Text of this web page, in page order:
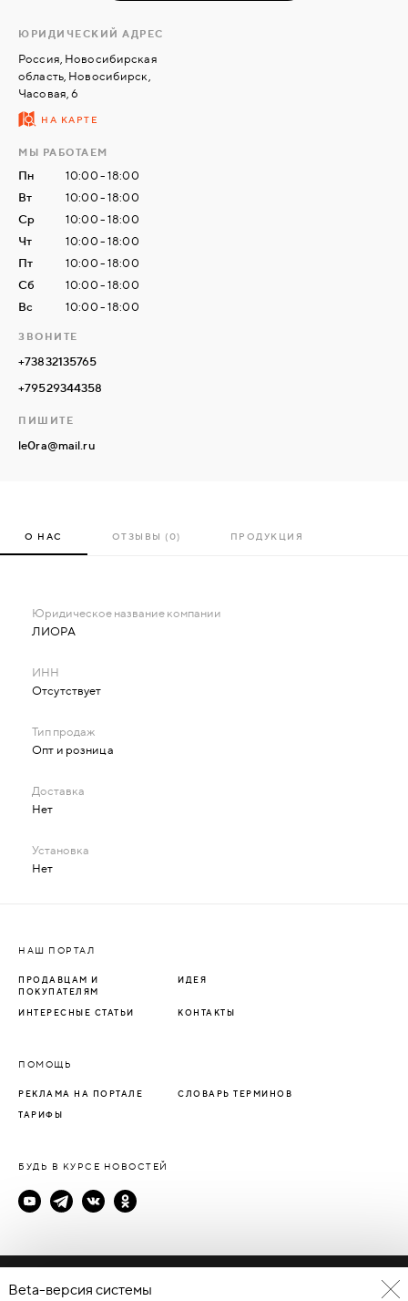
СТАТЬИ
СВЯЗАТЬСЯ
НАМИ
ВОЙТИ
ЮРИДИЧЕСКИЙ АДРЕС
Россия, Новосибирская
область, Новосибирск,
Часовая, 6
НА КАРТЕ
МЫ РАБОТАЕМ
Пн
10:00 - 18:00
Вт
10:00 - 18:00
Ср
10:00 - 18:00
Чт
10:00 - 18:00
Пт
10:00 - 18:00
Сб
10:00 - 18:00
Вс
10:00 - 18:00
ЗВОНИТЕ
+73832135765
+79529344358
ПИШИТЕ
le0ra@mail.ru
О НАС ОТЗЫВЫ (0) ПРОДУКЦИЯ
ЛИОРА
Отсутствует
Опт и розница
Нет
Нет
НАШ ПОРТАЛ
ПРОДАВЦАМ И
ПОКУПАТЕЛЯМ
ИДЕЯ
ИНТЕРЕСНЫЕ СТАТЬИ КОНТАКТЫ
ПОМОЩЬ
РЕКЛАМА НА ПОРТАЛЕ СЛОВАРЬ ТЕРМИНОВ
ТАРИФЫ
БУДЬ В КУРСЕ НОВОСТЕЙ
Политика конфиденциальности
Beta-версия системы